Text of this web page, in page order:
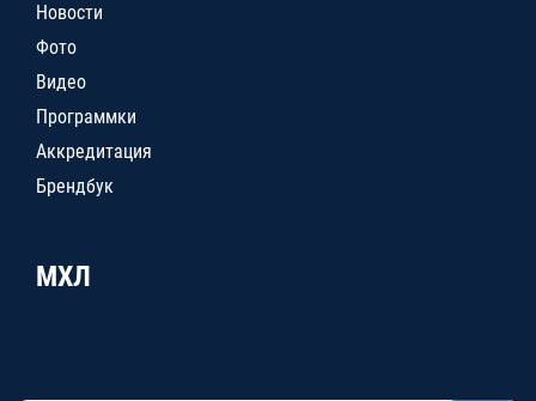
Новости
Фото
Видео
Программки
Аккредитация
Брендбук
МХЛ